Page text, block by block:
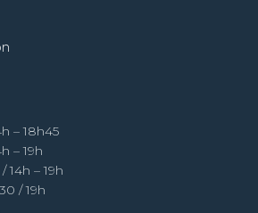
– 18h45
– 19h
14h – 19h
/ 19h